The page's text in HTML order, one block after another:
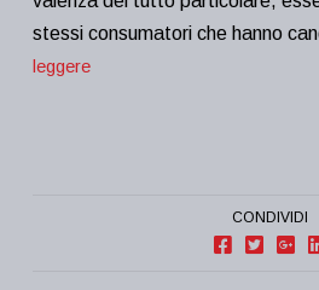
stessi consumatori che hanno
leggere
CONDIVIDI